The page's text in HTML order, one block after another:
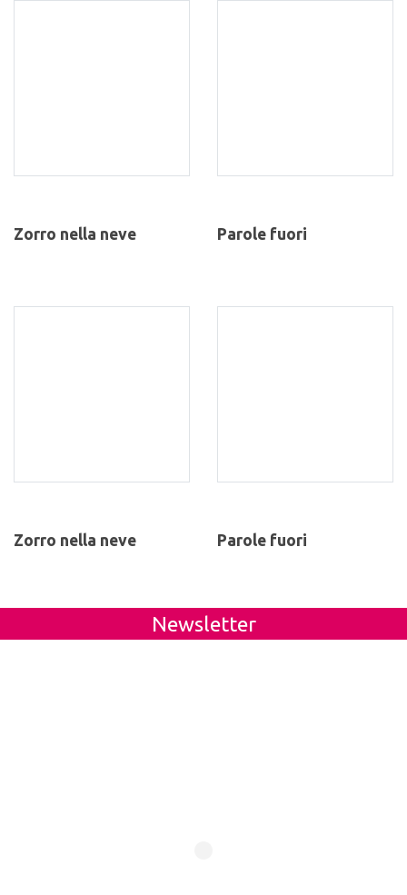
Zorro nella neve Parole fuori
Zorro nella neve Parole fuori
Newsletter